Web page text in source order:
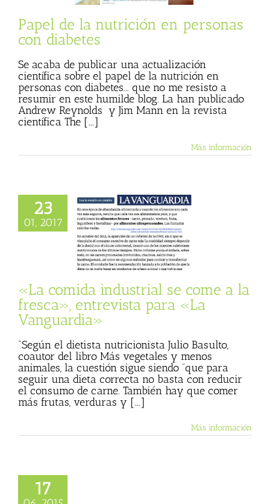
BasultoPapel de la nutrición en personas
con diabetes
Se acaba de publicar una actualización
científica sobre el papel de la nutrición en
personas con diabetes... que no me resisto a
resumir en este humilde blog. La han publicado
Andrew Reynolds y Jim Mann en la revista
científica The [...]
Más información
23
01, 2017
industrial se
a la fresca»,
«La comida industrial se come a la
fresca», entrevista para «La
Vanguardia»
"Según el dietista nutricionista Julio Basulto,
coautor del libro Más vegetales y menos
animales, la cuestión sigue siendo “que para
seguir una dieta correcta no basta con reducir
el consumo de carne. También hay que comer
más frutas, verduras y [...]
Más información
17